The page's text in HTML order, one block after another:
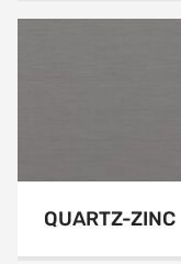
QUARTZ-ZINC